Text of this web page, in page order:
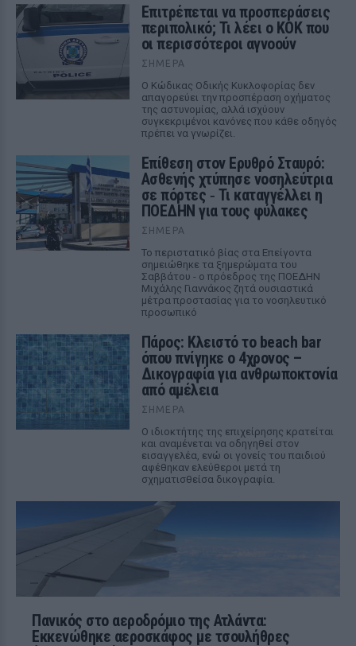
Επιτρέπεται να προσπεράσεις
περιπολικό; Τι λέει ο ΚΟΚ που
οι περισσότεροι αγνοούν
ΣΉΜΕΡΑ
Ο Κώδικας Οδικής Κυκλοφορίας δεν
απαγορεύει την προσπέραση οχήματος
της αστυνομίας, αλλά ισχύουν
συγκεκριμένοι κανόνες που κάθε οδηγός
πρέπει να γνωρίζει.
Επίθεση στον Ερυθρό Σταυρό:
Ασθενής χτύπησε νοσηλεύτρια
σε πόρτες ‑ Τι καταγγέλλει η
ΠΟΕΔΗΝ για τους φύλακες
ΣΉΜΕΡΑ
Το περιστατικό βίας στα Επείγοντα
σημειώθηκε τα ξημερώματα του
Σαββάτου - ο πρόεδρος της ΠΟΕΔΗΝ
Μιχάλης Γιαννάκος ζητά ουσιαστικά
μέτρα προστασίας για το νοσηλευτικό
προσωπικό
Πάρος: Κλειστό το beach bar
όπου πνίγηκε ο 4χρονος –
Δικογραφία για ανθρωποκτονία
από αμέλεια
ΣΉΜΕΡΑ
Ο ιδιοκτήτης της επιχείρησης κρατείται
και αναμένεται να οδηγηθεί στον
εισαγγελέα, ενώ οι γονείς του παιδιού
αφέθηκαν ελεύθεροι μετά τη
σχηματισθείσα δικογραφία.
Πανικός στο αεροδρόμιο της Ατλάντα:
Εκκενώθηκε αεροσκάφος με τσουλήθρες